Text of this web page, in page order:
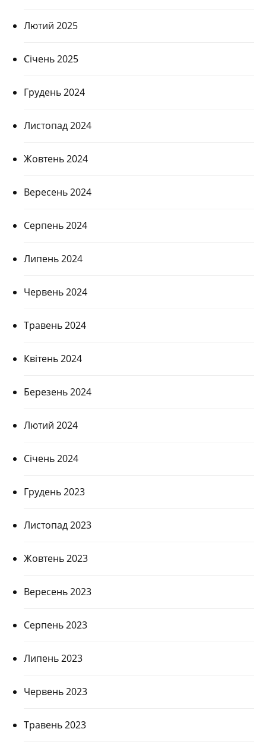
Лютий 2025
Січень 2025
Грудень 2024
Листопад 2024
Жовтень 2024
Вересень 2024
Серпень 2024
Липень 2024
Червень 2024
Травень 2024
Квітень 2024
Березень 2024
Лютий 2024
Січень 2024
Грудень 2023
Листопад 2023
Жовтень 2023
Вересень 2023
Серпень 2023
Липень 2023
Червень 2023
Травень 2023